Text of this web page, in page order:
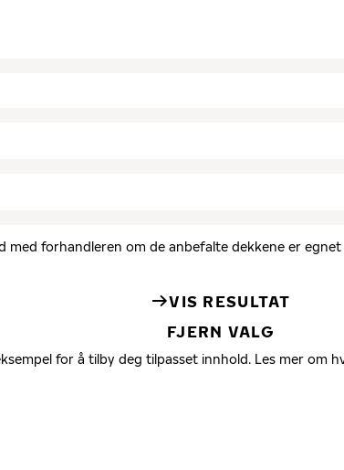
med forhandleren om de anbefalte dekkene er
VIS RESULTAT
FJERN VALG
for å tilby deg tilpasset innhold. Les mer om